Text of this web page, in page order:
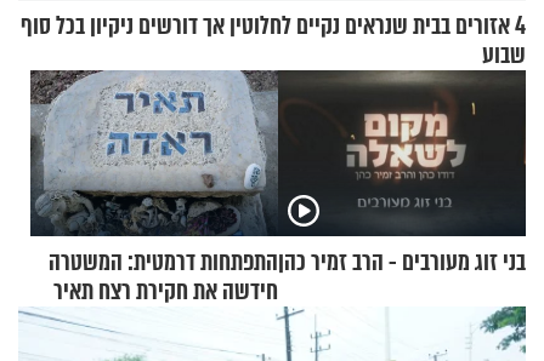
4 אזורים בבית שנראים נקיים לחלוטין אך דורשים ניקיון בכל סוף
שבוע
בני זוג מעורבים - הרב זמיר כהןהתפתחות דרמטית: המשטרה
חידשה את חקירת רצח תאיר
ראדה